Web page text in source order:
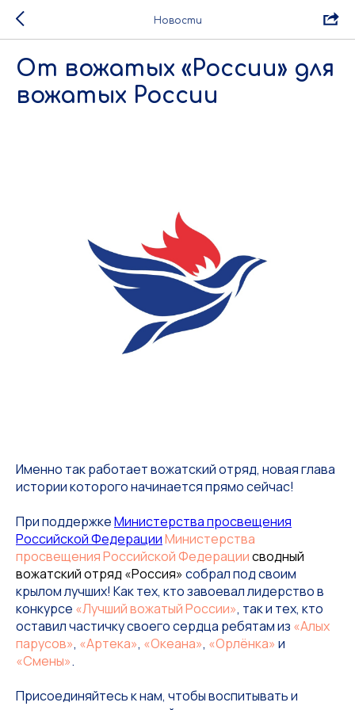
Новости
От вожатых «России» для
вожатых России
Именно так работает вожатский отряд, новая глава
истории которого начинается прямо сейчас!
При поддержкеМинистерства просвещения
Российской ФедерацииМинистерства
просвещения Российской Федерациисводный
вожатский отряд «Россия»собрал под своим
крылом лучших! Как тех, кто завоевал лидерство в
конкурсе «Лучший вожатый России», так и тех, кто
оставил частичку своего сердца ребятам из «Алых
парусов», «Артека», «Океана», «Орлёнка» и
«Смены».
Присоединяйтесь к нам, чтобы воспитывать и